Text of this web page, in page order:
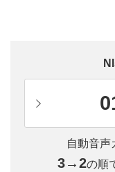
自動音声
3→2の順